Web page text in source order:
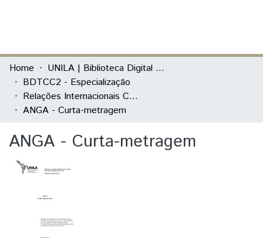
Communities & Collections
All of DSpace
Statistics
Home
UNILA | Biblioteca Digital de Trabalhos de Conclusão de Curso
BDTCC2 - Especialização
Relações Internacionais Contemporâneas
ANGA - Curta-metragem
ANGA - Curta-metragem